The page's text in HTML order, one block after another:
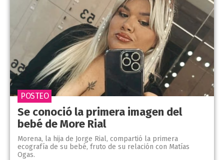
Se conoció la primera imagen del
bebé de More Rial
Morena, la hija de Jorge Rial, compartió la primera
ecografía de su bebé, fruto de su relación con Matías
Ogas.
POSTEO